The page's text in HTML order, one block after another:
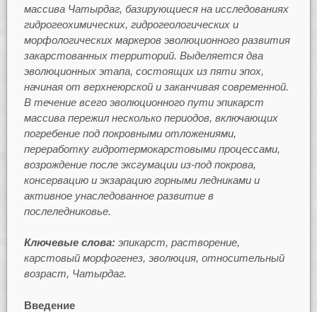
массива Чатырдаг, базирующиеся на исследованиях
гидрогеохимических, гидрогеологических и
морфологических маркеров эволюционного развития
закарстованных территорий. Выделяется два
эволюционных этапа, состоящих из пяти эпох,
начиная от верхнеюрской и заканчивая современной.
В течение всего эволюционного пути эпикарст
массива пережил несколько периодов, включающих
погребение под покровными отложениями,
переработку гидротермокарстовыми процессами,
возрождение после эксгумации из-под покрова,
консервацию и экзарацию горными ледниками и
активное унаследованное развитие в
послеледниковье.
Ключевые слова: эпикарст, растворение,
карстовый морфогенез, эволюция, относительный
возраст, Чатырдаг.
Введение